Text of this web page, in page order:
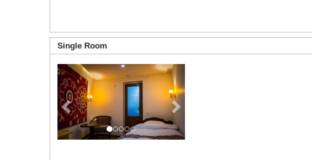
Single Room
Previous